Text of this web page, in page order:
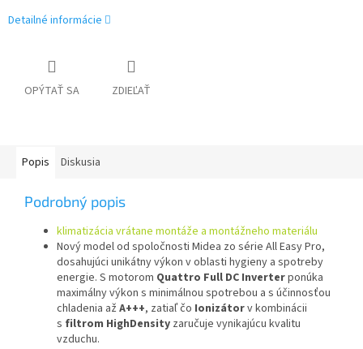
Detailné informácie
OPÝTAŤ SA ZDIEĽAŤ
Popis Diskusia
Podrobný popis
klimatizácia vrátane montáže a montážneho materiálu
Nový model od spoločnosti Midea zo série All Easy Pro,
dosahujúci unikátny výkon v oblasti hygieny a spotreby
energie. S motorom Quattro Full DC Inverterponúka
maximálny výkon s minimálnou spotrebou a s účinnosťou
chladenia až A+++, zatiaľ čo Ionizátorv kombinácii
s filtrom HighDensity zaručuje vynikajúcu kvalitu
vzduchu.